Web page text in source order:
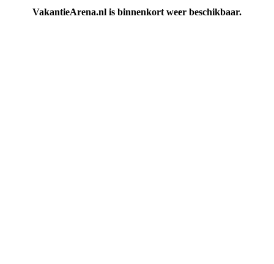
VakantieArena.nl is binnenkort weer beschikbaar.